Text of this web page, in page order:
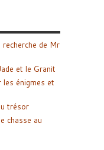
de Mr
et le Granit
énigmes et
trésor
chasse au